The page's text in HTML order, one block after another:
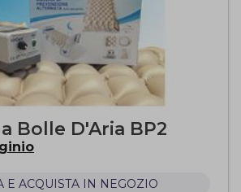
Bolle D'Aria BP2
E ACQUISTA IN NEGOZIO